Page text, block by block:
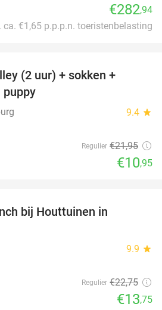
€282,94
ca. €1,65 p.p.p.n. toeristenbelasting
(2 uur) + sokken +
puppy
9.4 star
Regulier €21,95
€10,95
bij Houttuinen in
9.9 star
Regulier €22,75
€13,75